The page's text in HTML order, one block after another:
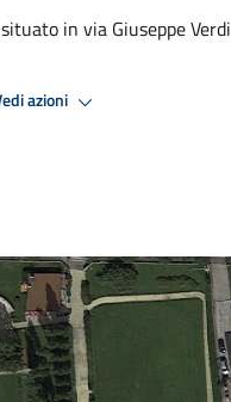
in via Giuseppe Verdi
azioni